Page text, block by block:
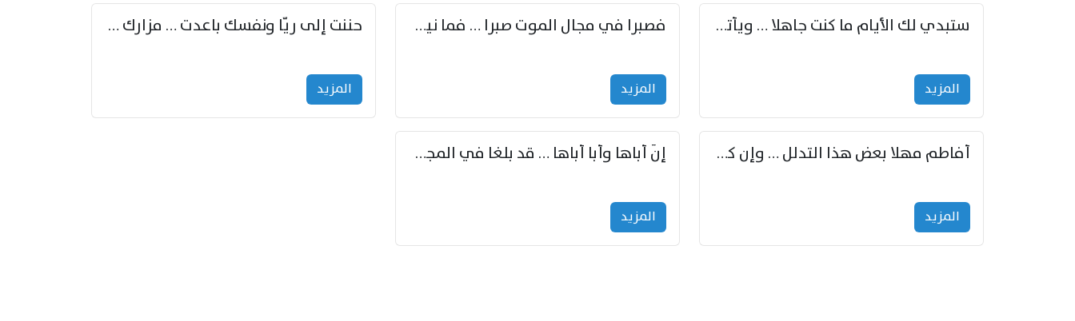
ستبدي لك الأيام ما كنت جاهلا … ويأتيك بالأخبار من لم تزوّد
المزید
فصبرا في مجال الموت صبرا … فما نيل الخلود بمستطاع
المزید
حننت إلى ريّا ونفسك باعدت … مزارك من ريّا وشعباكما معا
المزید
أفاطم مهلا بعض هذا التدلل … وإن كنت قد أزمعت صرمي فأجملي
المزید
إنّ أباها وأبا أباها … قد بلغا في المجد غايتاها
المزید